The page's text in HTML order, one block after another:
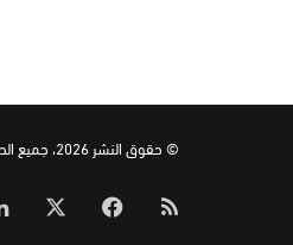
© حقوق النشر 2026، جميع الحقوق محفوظة هنا24
ملخص
فيسبوك